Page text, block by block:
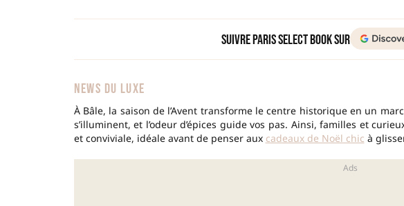
Suivre Paris Select Book sur
NEWS DU LUXE
À Bâle, la saison de l’Avent transforme le centre historique en un
s’illuminent, et l’odeur d’épices guide vos pas. Ainsi, familles et
et conviviale, idéale avant de penser aux cadeaux de Noël chic à